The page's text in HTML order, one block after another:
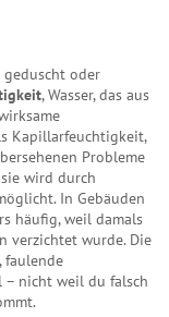
oder
,Wasser, das aus
Kapillarfeuchtigkeit,
Probleme
wird durch
In Gebäuden
häufig, weil damals
verzichtet wurde. Die
faulende
– nicht weil du falsch